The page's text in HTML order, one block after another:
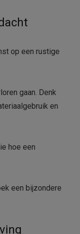
op een rustige
gaan. Denk
en
hoe een
een bijzondere